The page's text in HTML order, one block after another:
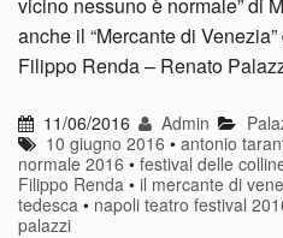
anche il “Mercante di
Filippo Renda – Renato
11/06/2016 Admin
10 giugno 2016 •antonio
normale 2016 • festival delle
Filippo Renda • il mercante di
tedesca • napoli teatro festival
palazzi